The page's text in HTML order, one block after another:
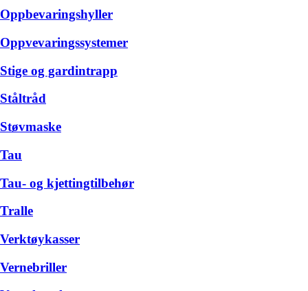
Oppbevaringshyller
Oppvevaringssystemer
Stige og gardintrapp
Ståltråd
Støvmaske
Tau
Tau- og kjettingtilbehør
Tralle
Verktøykasser
Vernebriller